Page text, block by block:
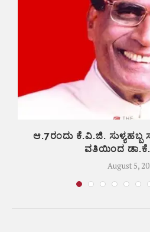
ಆ.7ರಂದು ಕೆ.ವಿ.ಜಿ.
ವತಿಯಿಂದ
August 5,